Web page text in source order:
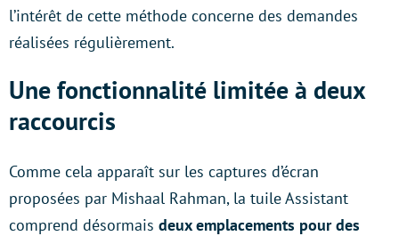
l’intérêt de cette méthode concerne des demandes
réalisées régulièrement.
Une fonctionnalité limitée à deux
raccourcis
Comme cela apparaît sur les captures d’écran
proposées par Mishaal Rahman, la tuile Assistant
comprend désormais deux emplacements pour des